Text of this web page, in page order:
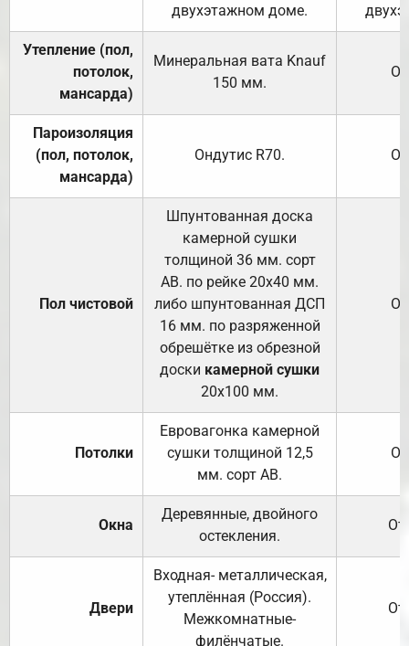
двухэтажном доме.
Утепление (пол,
потолок,
мансарда)
Минеральная вата Knauf
150 мм.
Пароизоляция
(пол, потолок,
мансарда)
Ондутис R70.
Пол чистовой
Шпунтованная доска
камерной сушки
толщиной 36 мм. сорт
АВ. по рейке 20х40 мм.
либо шпунтованная ДСП
16 мм. по разряженной
обрешётке из обрезной
доски камерной сушки
20х100 мм.
Потолки
Евровагонка камерной
сушки толщиной 12,5
мм. сорт АВ.
Окна
Деревянные, двойного
остекления.
Двери
Входная- металлическая,
утеплённая (Россия).
Межкомнатные-
филёнчатые.